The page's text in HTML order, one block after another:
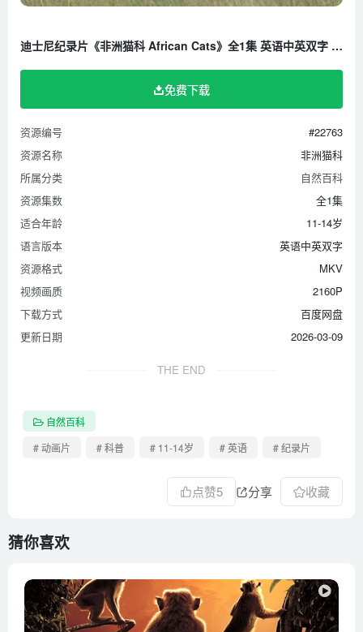
迪士尼纪录片《非洲猫科 African Cats》全1集 英语中英双字 1080P/MKV/9.24G 百度云网盘下载
免费下载
资源编号
#22763
资源名称
非洲猫科
所属分类
自然百科
资源集数
全1集
适合年龄
11-14岁
语言版本
英语中英双字
资源格式
MKV
视频画质
2160P
下载方式
百度网盘
更新日期
2026-03-09
THE END
自然百科
# 动画片
# 科普 # 11-14岁 # 英语 # 纪录片
点赞5 分享 收藏
猜你喜欢